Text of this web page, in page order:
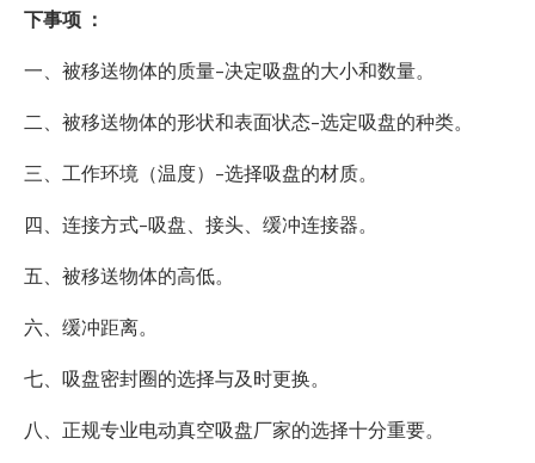
下事项 ：
一、被移送物体的质量–决定吸盘的大小和数量。
二、被移送物体的形状和表面状态–选定吸盘的种类。
三、工作环境（温度）–选择吸盘的材质。
四、连接方式–吸盘、接头、缓冲连接器。
五、被移送物体的高低。
六、缓冲距离。
七、吸盘密封圈的选择与及时更换。
八、正规专业电动真空吸盘厂家的选择十分重要。